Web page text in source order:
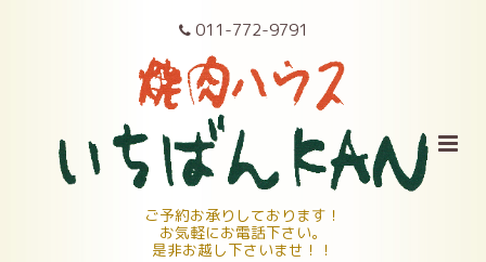
011-772-9791
ご予約お承りしております！
お気軽にお電話下さい。
是非お越し下さいませ！！